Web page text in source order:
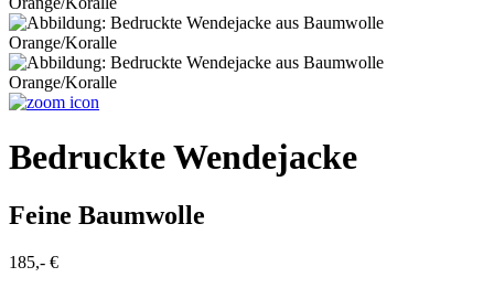
Bedruckte Wendejacke
Feine Baumwolle
185,- €